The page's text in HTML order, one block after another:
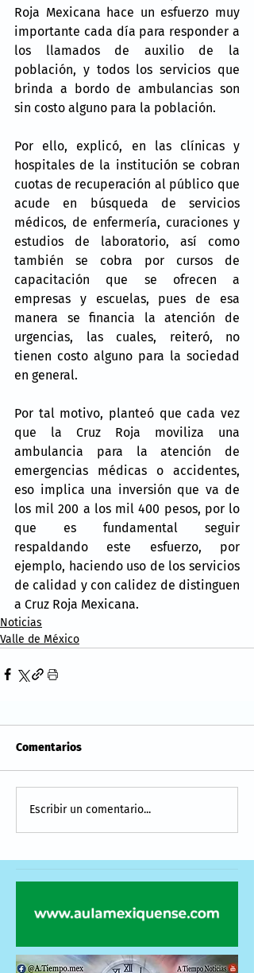
Roja Mexicana hace un esfuerzo muy
importante cada día para responder a
los llamados de auxilio de la
población, y todos los servicios que
brinda a bordo de ambulancias son
sin costo alguno para la población.
Por ello, explicó, en las clínicas y
hospitales de la institución se cobran
cuotas de recuperación al público que
acude en búsqueda de servicios
médicos, de enfermería, curaciones y
estudios de laboratorio, así como
también se cobra por cursos de
capacitación que se ofrecen a
empresas y escuelas, pues de esa
manera se financia la atención de
urgencias, las cuales, reiteró, no
tienen costo alguno para la sociedad
en general.
Por tal motivo, planteó que cada vez
que la Cruz Roja moviliza una
ambulancia para la atención de
emergencias médicas o accidentes,
eso implica una inversión que va de
los mil 200 a los mil 400 pesos, por lo
que es fundamental seguir
respaldando este esfuerzo, por
ejemplo, haciendo uso de los servicios
de calidad y con calidez de distinguen
a Cruz Roja Mexicana.
Noticias
Valle de México
Comentarios
Escribir un comentario...